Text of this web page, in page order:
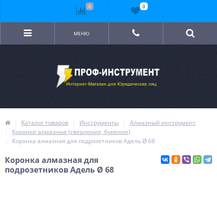
МЕНЮ
Каталог товаров Инструменты
Алмазный инструмент
Коронки алмазные (сверление, бурение)
Коронка алмазная для подрозетников Адель Ø 68
Коронка алмазная для
подрозетников Адель Ø 68
0 0